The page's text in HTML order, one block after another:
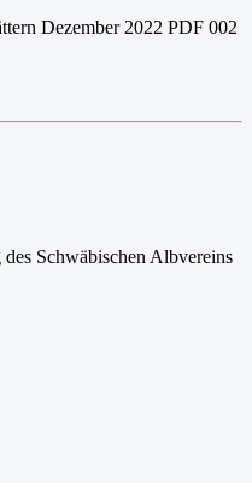
Schwäbischen Albvereins